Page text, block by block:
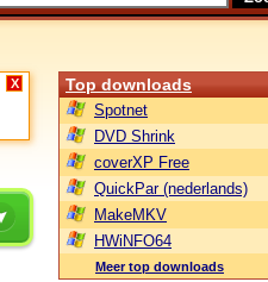
X Top downloads
Spotnet
DVD Shrink
coverXP Free
QuickPar (nederlands)
MakeMKV
HWiNFO64
Meer top downloads